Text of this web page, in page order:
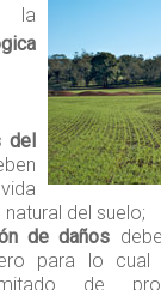
la
del
del suelo;
de daños
para lo cual
de